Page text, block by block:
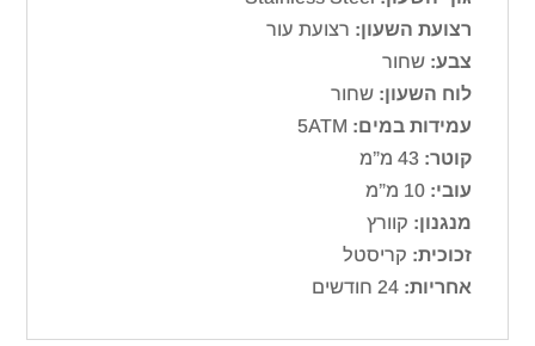
רצועת השעון: רצועת עור
צבע: שחור
לוח השעון:שחור
עמידות במים:
קוטר:
עובי:10 מ”מ
מנגנון: קוורץ
זכוכית: קריסטל
אחריות: 24 חודשים